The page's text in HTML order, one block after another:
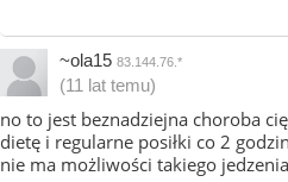
~ola15 83.144.76.*
(11 lat temu)
no to jest beznadziejna choroba
dietę i regularne posiłki co 2
nie ma możliwości takiego